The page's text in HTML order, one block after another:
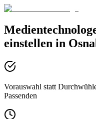
einstellen in
Vorauswahl statt
Passenden